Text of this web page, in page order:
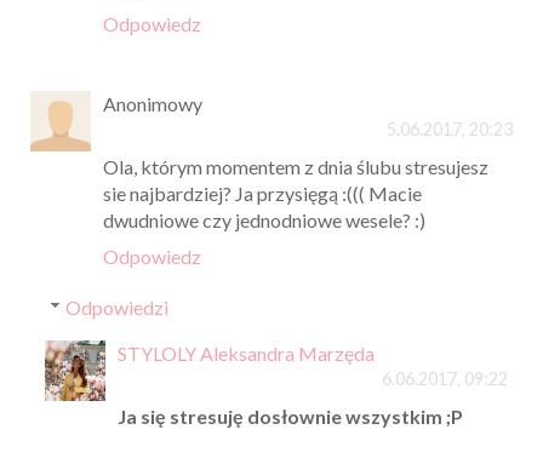
Odpowiedz
Anonimowy
5.06.2017, 20:23
Ola, którym momentem z dnia ślubu stresujesz
sie najbardziej? Ja przysięgą :((( Macie
dwudniowe czy jednodniowe wesele? :)
Odpowiedz
Odpowiedzi
STYLOLY Aleksandra Marzęda
6.06.2017, 09:22
Ja się stresuję dosłownie wszystkim ;P